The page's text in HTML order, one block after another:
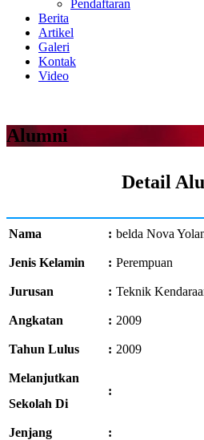
Pendaftaran
Berita
Artikel
Galeri
Kontak
Video
Alumni
Detail
Nama : belda Nova
Jenis Kelamin : Perempuan
Jurusan : Teknik
Angkatan : 2009
Tahun Lulus : 2009
Melanjutkan
Sekolah Di
:
Jenjang :